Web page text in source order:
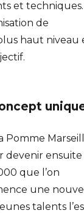
et techniques.
de
haut niveau
Pomme
devenir ensuite
que l’on
une
talents